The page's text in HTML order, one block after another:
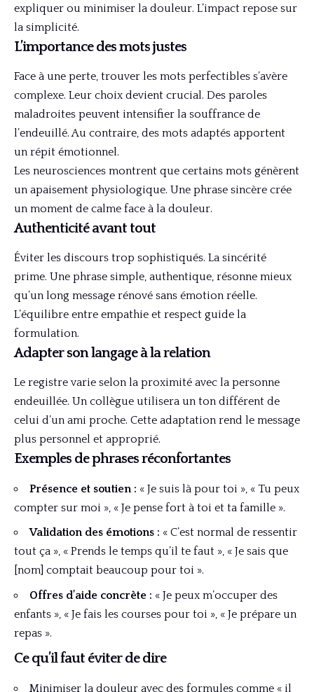
expliquer ou minimiser la douleur. L’impact repose sur
la simplicité.
L’importance des mots justes
Face à une perte, trouver les mots perfectibles s’avère
complexe. Leur choix devient crucial. Des paroles
maladroites peuvent intensifier la souffrance de
l’endeuillé. Au contraire, des mots adaptés apportent
un répit émotionnel.
Les neurosciences montrent que certains mots génèrent
un apaisement physiologique. Une phrase sincère crée
un moment de calme face à la douleur.
Authenticité avant tout
Éviter les discours trop sophistiqués. La sincérité
prime. Une phrase simple, authentique, résonne mieux
qu’un long message rénové sans émotion réelle.
L’équilibre entre empathie et respect guide la
formulation.
Adapter son langage à la relation
Le registre varie selon la proximité avec la personne
endeuillée. Un collègue utilisera un ton différent de
celui d’un ami proche. Cette adaptation rend le message
plus personnel et approprié.
Exemples de phrases réconfortantes
Présence et soutien : « Je suis là pour toi », « Tu peux
compter sur moi », « Je pense fort à toi et ta famille ».
Validation des émotions : « C’est normal de ressentir
tout ça », « Prends le temps qu’il te faut », « Je sais que
[nom] comptait beaucoup pour toi ».
Offres d’aide concrète : « Je peux m’occuper des
enfants », « Je fais les courses pour toi », « Je prépare un
repas ».
Ce qu’il faut éviter de dire
Minimiser la douleur avec des formules comme « il